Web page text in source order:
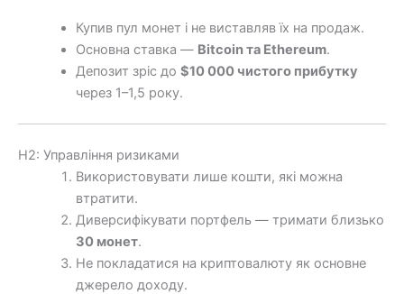
Купив пул монет і не виставляв їх на продаж.
Основна ставка — Bitcoin та Ethereum.
Депозит зріс до $10 000 чистого прибутку
через 1–1,5 року.
H2: Управління ризиками
Використовувати лише кошти, які можна
втратити.
Диверсифікувати портфель — тримати близько
30 монет.
Не покладатися на криптовалюту як основне
джерело доходу.